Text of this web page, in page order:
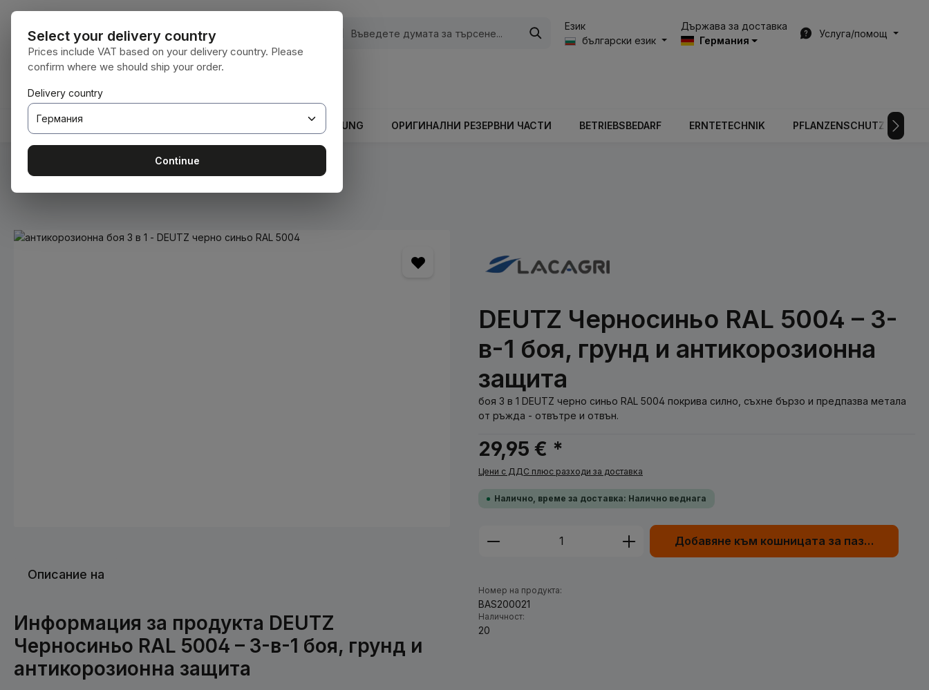
към основното съдържание
Преминете към търсенето
Преминете към основната навигация
Език
български език
Държава за доставка
Германия
Услуга/помощ
НАЧАЛНА СТРАНИЦА BODENBEARBEITUNG ОРИГИНАЛНИ РЕЗЕРВНИ ЧАСТИ BETRIEBSBEDARF ERNTETECHNIK PFLANZENSCHUTZTECHNIK
Вие сте тук: Бои и лакове
Пропуснете галерия с изображения
DEUTZ Черносиньо RAL 5004 – 3-
в-1 боя, грунд и антикорозионна
защита
боя 3 в 1 DEUTZ черно синьо RAL 5004 покрива силно, съхне бързо и предпазва метала
от ръжда - отвътре и отвън.
29,95 € *
Цени с ДДС плюс разходи за доставка
Налично, време за доставка: Налично веднага
Количество на продукта: Въведете желаната сума
Добавяне към кошницата за пазаруване
Номер на продукта:
BAS200021
Наличност:
20
Описание на
Информация за продукта DEUTZ
Черносиньо RAL 5004 – 3-в-1 боя, грунд и
антикорозионна защита
Select your delivery country
Prices include VAT based on your delivery country. Please
confirm where we should ship your order.
Delivery country
Continue